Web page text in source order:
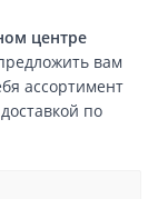
центре
вам
ассортимент
по